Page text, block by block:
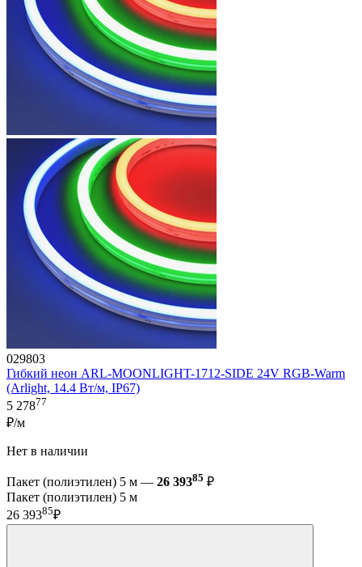
029803
Гибкий неон ARL-MOONLIGHT-1712-SIDE 24V RGB-Warm
(Arlight, 14.4 Вт/м, IP67)
5 27877
₽/м
Нет в наличии
Пакет (полиэтилен) 5 м — 26 39385 ₽
Пакет (полиэтилен) 5 м
26 39385₽